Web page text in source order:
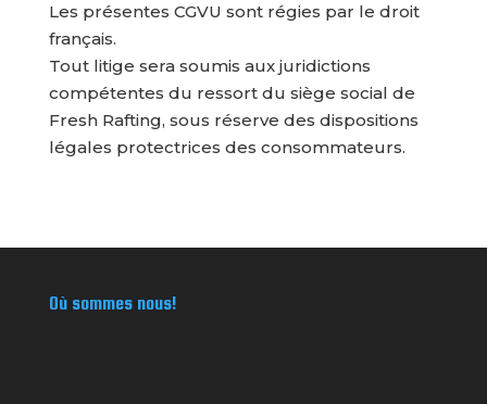
Les présentes CGVU sont régies par le droit
français.
Tout litige sera soumis aux juridictions
compétentes du ressort du siège social de
Fresh Rafting, sous réserve des dispositions
légales protectrices des consommateurs.
Où sommes nous!